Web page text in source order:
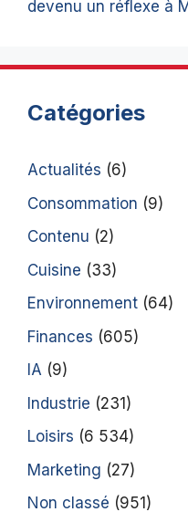
devenu un réflexe à
Catégories
Actualités (6)
Consommation (9)
Contenu (2)
Cuisine (33)
Environnement (64)
Finances (605)
IA (9)
Industrie (231)
Loisirs (6 534)
Marketing (27)
Non classé (951)